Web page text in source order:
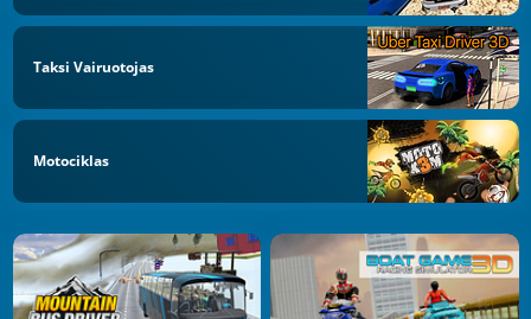
Taksi Vairuotojas
Motociklas